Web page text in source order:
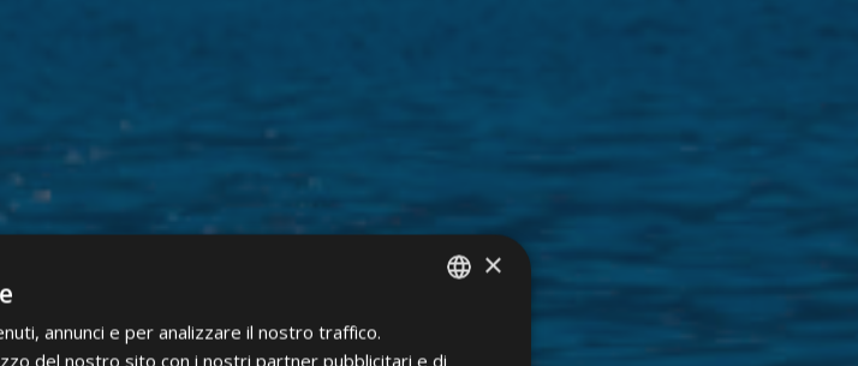
×
annunci e per analizzare il nostro traffico.
del nostro sito con i nostri partner pubblicitari e di